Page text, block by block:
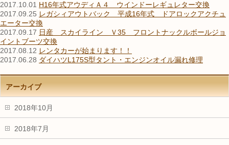
2017.10.01 H16年式アウディＡ４ ウインドーレギュレター交換
2017.09.25 レガシィアウトバック 平成16年式 ドアロックアクチュ
エーター交換
2017.09.17 日産 スカイライン Ｖ35 フロントナックルボールジョ
イントブーツ交換
2017.08.12 レンタカーが始まります！！
2017.06.28 ダイハツL175S型タント・エンジンオイル漏れ修理
アーカイブ
2018年10月
2018年7月